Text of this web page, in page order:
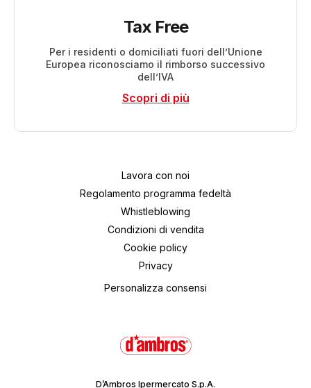
Tax Free
Per i residenti o domiciliati fuori dell’Unione
Europea riconosciamo il rimborso successivo
dell’IVA
Scopri di più
Lavora con noi
Regolamento programma fedeltà
Whistleblowing
Condizioni di vendita
Cookie policy
Privacy
Personalizza consensi
D’Ambros Ipermercato S.p.A.